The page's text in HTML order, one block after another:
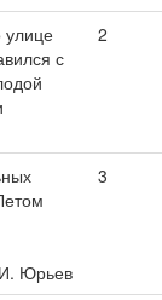
с
2
Юрьев
3